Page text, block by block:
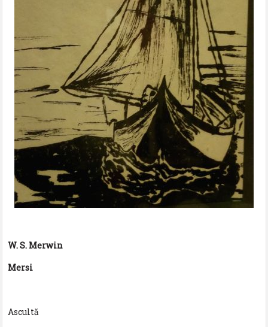
W. S. Merwin
Mersi
Ascultă